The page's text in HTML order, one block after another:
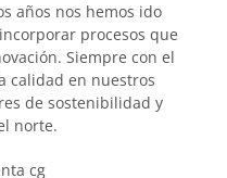
años nos hemos ido
procesos que
Siempre con el
calidad en nuestros
de sostenibilidad y
norte.